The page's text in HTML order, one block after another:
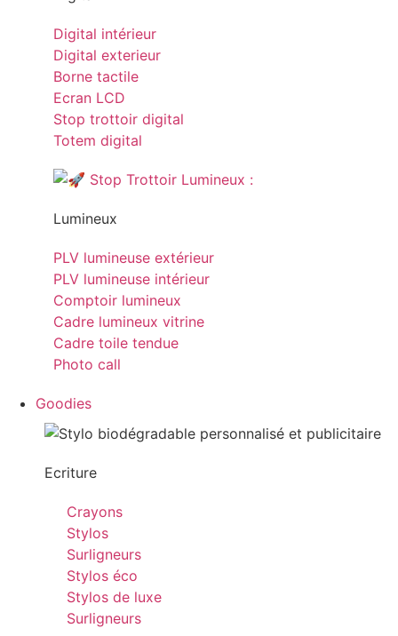
Digital intérieur
Digital exterieur
Borne tactile
Ecran LCD
Stop trottoir digital
Totem digital
Lumineux
PLV lumineuse extérieur
PLV lumineuse intérieur
Comptoir lumineux
Cadre lumineux vitrine
Cadre toile tendue
Photo call
Goodies
Ecriture
Crayons
Stylos
Surligneurs
Stylos éco
Stylos de luxe
Surligneurs